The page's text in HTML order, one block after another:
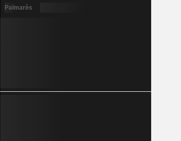
Palmarès